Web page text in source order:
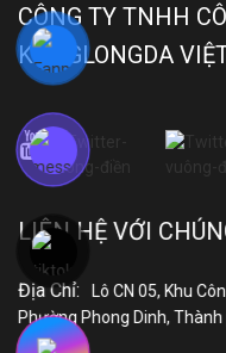
CÔNG TY TNHH
KANGLONGDA
LIÊN HỆ VỚI
Địa Chỉ:
Lô CN 05, Khu
Phường Phong Dinh,